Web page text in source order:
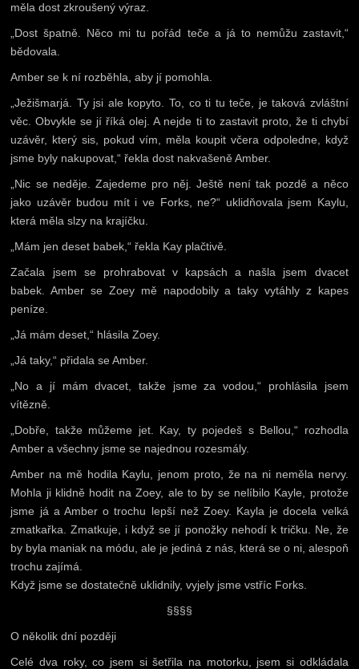
měla dost zkroušený výraz.
„Dost špatně. Něco mi tu pořád teče a já to nemůžu zastavit,“
bědovala.
Amber se k ní rozběhla, aby jí pomohla.
„Ježišmarjá. Ty jsi ale kopyto. To, co ti tu teče, je taková zvláštní
věc. Obvykle se jí říká olej. A nejde ti to zastavit proto, že ti chybí
uzávěr, který sis, pokud vím, měla koupit včera odpoledne, když
jsme byly nakupovat,“ řekla dost nakvašeně Amber.
„Nic se neděje. Zajedeme pro něj. Ještě není tak pozdě a něco
jako uzávěr budou mít i ve Forks, ne?“ uklidňovala jsem Kaylu,
která měla slzy na krajíčku.
„Mám jen deset babek,“ řekla Kay plačtivě.
Začala jsem se prohrabovat v kapsách a našla jsem dvacet
babek. Amber se Zoey mě napodobily a taky vytáhly z kapes
peníze.
„Já mám deset,“ hlásila Zoey.
„Já taky,“ přidala se Amber.
„No a jí mám dvacet, takže jsme za vodou,“ prohlásila jsem
vítězně.
„Dobře, takže můžeme jet. Kay, ty pojedeš s Bellou,“ rozhodla
Amber a všechny jsme se najednou rozesmály.
Amber na mě hodila Kaylu, jenom proto, že na ni neměla nervy.
Mohla ji klidně hodit na Zoey, ale to by se nelíbilo Kayle, protože
jsme já a Amber o trochu lepší než Zoey. Kayla je docela velká
zmatkařka. Zmatkuje, i když se jí ponožky nehodí k tričku. Ne, že
by byla maniak na módu, ale je jediná z nás, která se o ni, alespoň
trochu zajímá.
Když jsme se dostatečně uklidnily, vyjely jsme vstříc Forks.
§§§§
O několik dní později
Celé dva roky, co jsem si šetřila na motorku, jsem si odkládala